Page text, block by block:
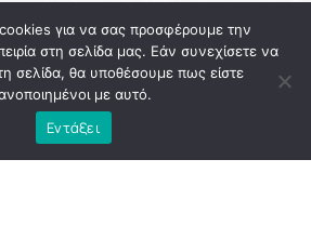
για να σας προσφέρουμε την
στη σελίδα μας. Εάν συνεχίσετε να
σελίδα, θα υποθέσουμε πως είστε
με αυτό.
Εντάξει